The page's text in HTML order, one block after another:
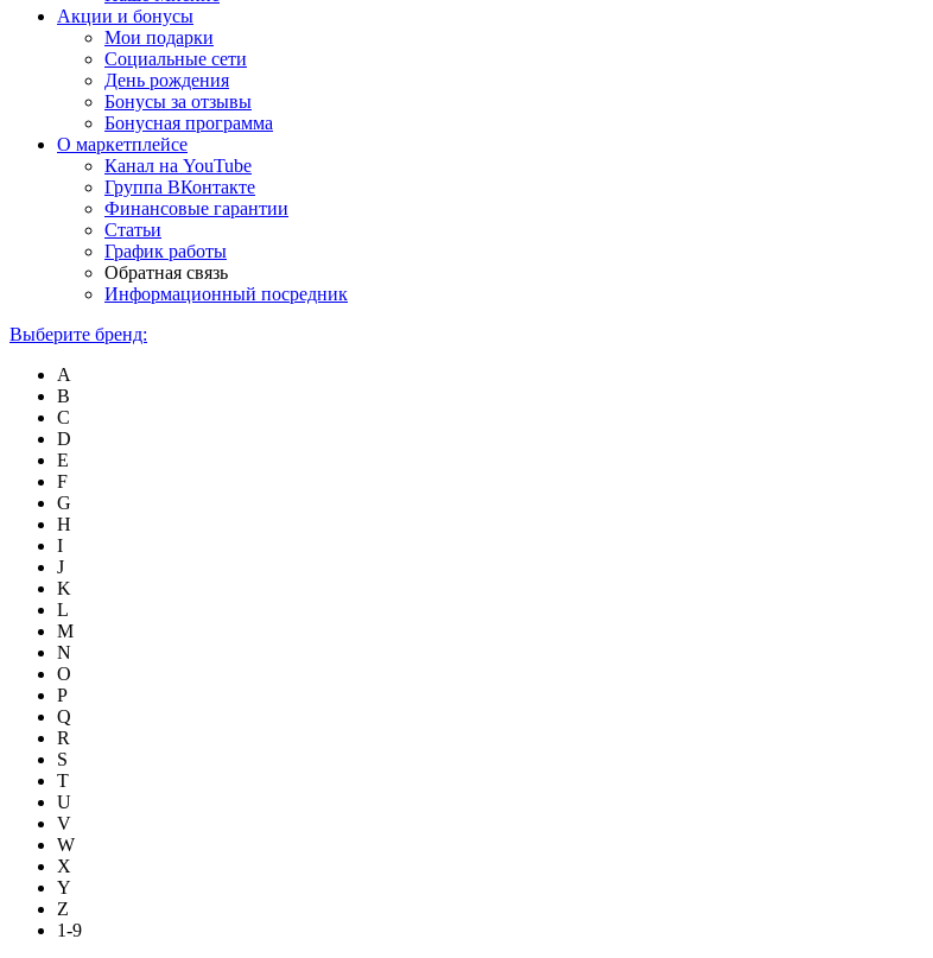
Акции и бонусы
Мои подарки
Социальные сети
День рождения
Бонусы за отзывы
Бонусная программа
О маркетплейсе
Канал на YouTube
Группа ВКонтакте
Финансовые гарантии
Статьи
График работы
Обратная связь
Информационный посредник
Выберите бренд:
A
B
C
D
E
F
G
H
I
J
K
L
M
N
O
P
Q
R
S
T
U
V
W
X
Y
Z
1-9